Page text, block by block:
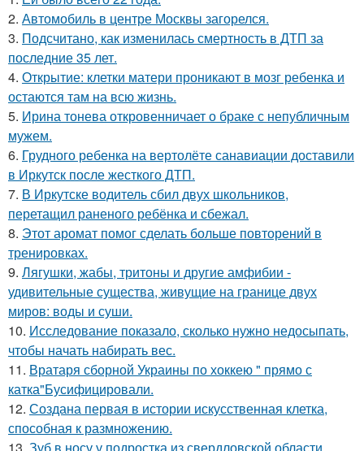
2. Автомобиль в центре Москвы загорелся.
3. Подсчитано, как изменилась смертность в ДТП за
последние 35 лет.
4. Открытие: клетки матери проникают в мозг ребенка и
остаются там на всю жизнь.
5. Ирина тонева откровенничает о браке с непубличным
мужем.
6. Грудного ребенка на вертолёте санавиации доставили
в Иркутск после жесткого ДТП.
7. В Иркутске водитель сбил двух школьников,
перетащил раненого ребёнка и сбежал.
8. Этот аромат помог сделать больше повторений в
тренировках.
9. Лягушки, жабы, тритоны и другие амфибии -
удивительные существа, живущие на границе двух
миров: воды и суши.
10. Исследование показало, сколько нужно недосыпать,
чтобы начать набирать вес.
11. Вратаря сборной Украины по хоккею " прямо с
катка"Бусифицировали.
12. Создана первая в истории искусственная клетка,
способная к размножению.
13. Зуб в носу у подростка из свердловской области